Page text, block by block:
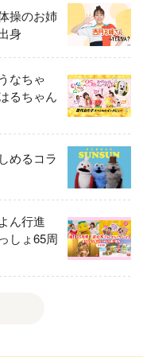
操のお姉
身
なちゃ
るちゃん
めるコラ
ん行進
しょ65周